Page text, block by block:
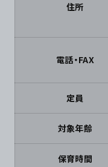
住所
電話・FAX
定員
対象年齢
保育時間